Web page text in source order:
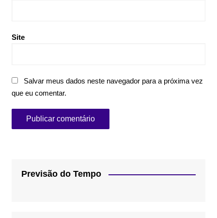
Site
Salvar meus dados neste navegador para a próxima vez
que eu comentar.
Previsão do Tempo